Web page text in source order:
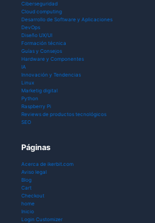
Ciberseguridad
Cloud computing
Desarrollo de Software y Aplicaciones
DevOps
Diseño UX/UI
Formación técnica
Guías y Consejos
Hardware y Componentes
IA
Innovación y Tendencias
Linux
Marketig digital
Python
Raspberry Pi
Reviews de productos tecnológicos
SEO
Páginas
Acerca de ikerbit.com
Aviso legal
Blog
Cart
Checkout
home
Inicio
Login Customizer